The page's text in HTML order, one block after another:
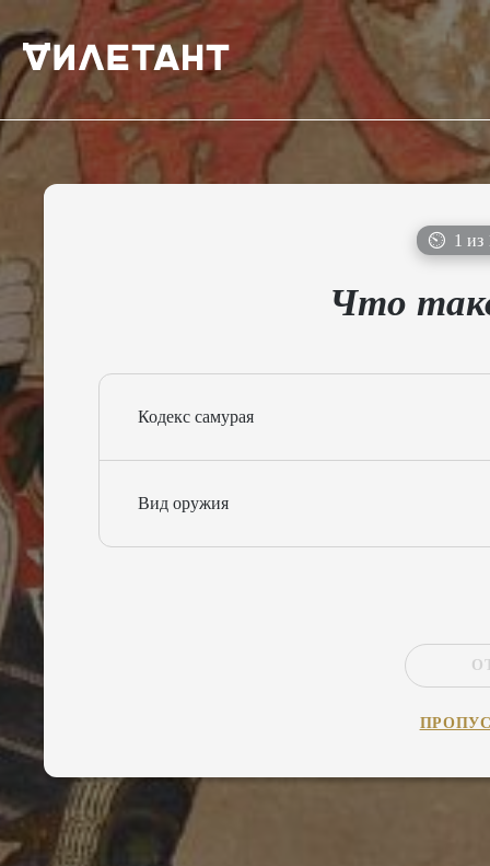
⏲ 1 из
Что
Кодекс самурая
Вид оружия